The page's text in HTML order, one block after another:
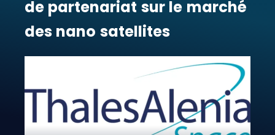
de partenariat sur le marché
des nano satellites